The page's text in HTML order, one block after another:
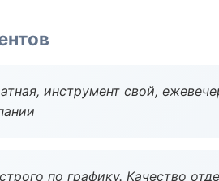
инструмент свой,
по графику. Качество